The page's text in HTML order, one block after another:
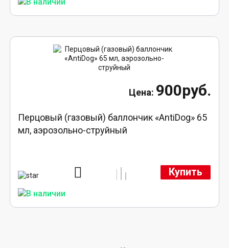
900руб.
Перцовый (газовый) баллончик «AntiDog» 65
мл, аэрозольно-струйный
Купить